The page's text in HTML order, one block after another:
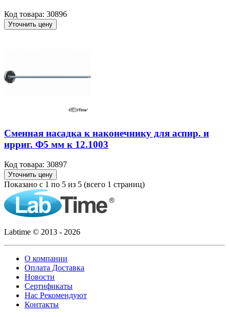
Код товара: 30896
Уточнить цену
Сменная насадка к наконечнику для аспир. и
ирриг. Ф5 мм к 12.1003
Код товара: 30897
Уточнить цену
Показано с 1 по 5 из 5 (всего 1 страниц)
Labtime © 2013 - 2026
О компании
Оплата Доставка
Новости
Сертификаты
Нас Рекомендуют
Контакты